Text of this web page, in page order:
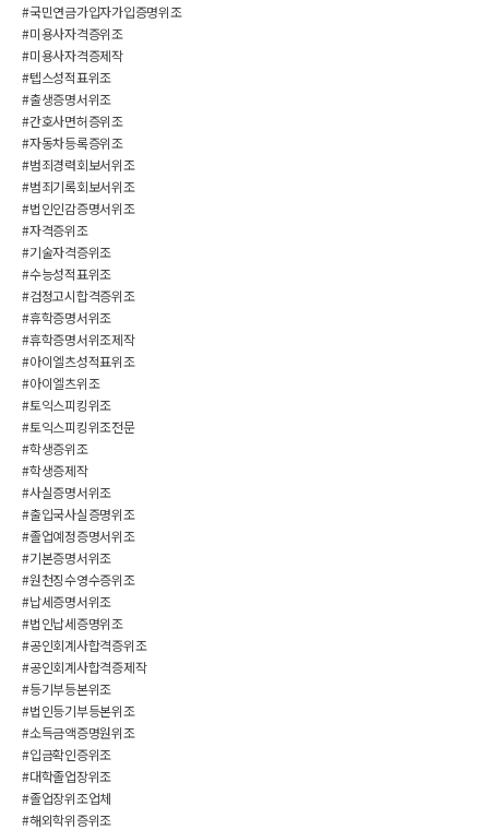
#국민연금가입자가입증명위조
#미용사자격증위조
#미용사자격증제작
#텝스성적표위조
#출생증명서위조
#간호사면허증위조
#자동차등록증위조
#범죄경력회보서위조
#범죄기록회보서위조
#법인인감증명서위조
#자격증위조
#기술자격증위조
#수능성적표위조
#검정고시합격증위조
#휴학증명서위조
#휴학증명서위조제작
#아이엘츠성적표위조
#아이엘츠위조
#토익스피킹위조
#토익스피킹위조전문
#학생증위조
#학생증제작
#사실증명서위조
#출입국사실증명위조
#졸업예정증명서위조
#기본증명서위조
#원천징수영수증위조
#납세증명서위조
#법인납세증명위조
#공인회계사합격증위조
#공인회계사합격증제작
#등기부등본위조
#법인등기부등본위조
#소득금액증명원위조
#입금확인증위조
#대학졸업장위조
#졸업장위조업체
#해외학위증위조